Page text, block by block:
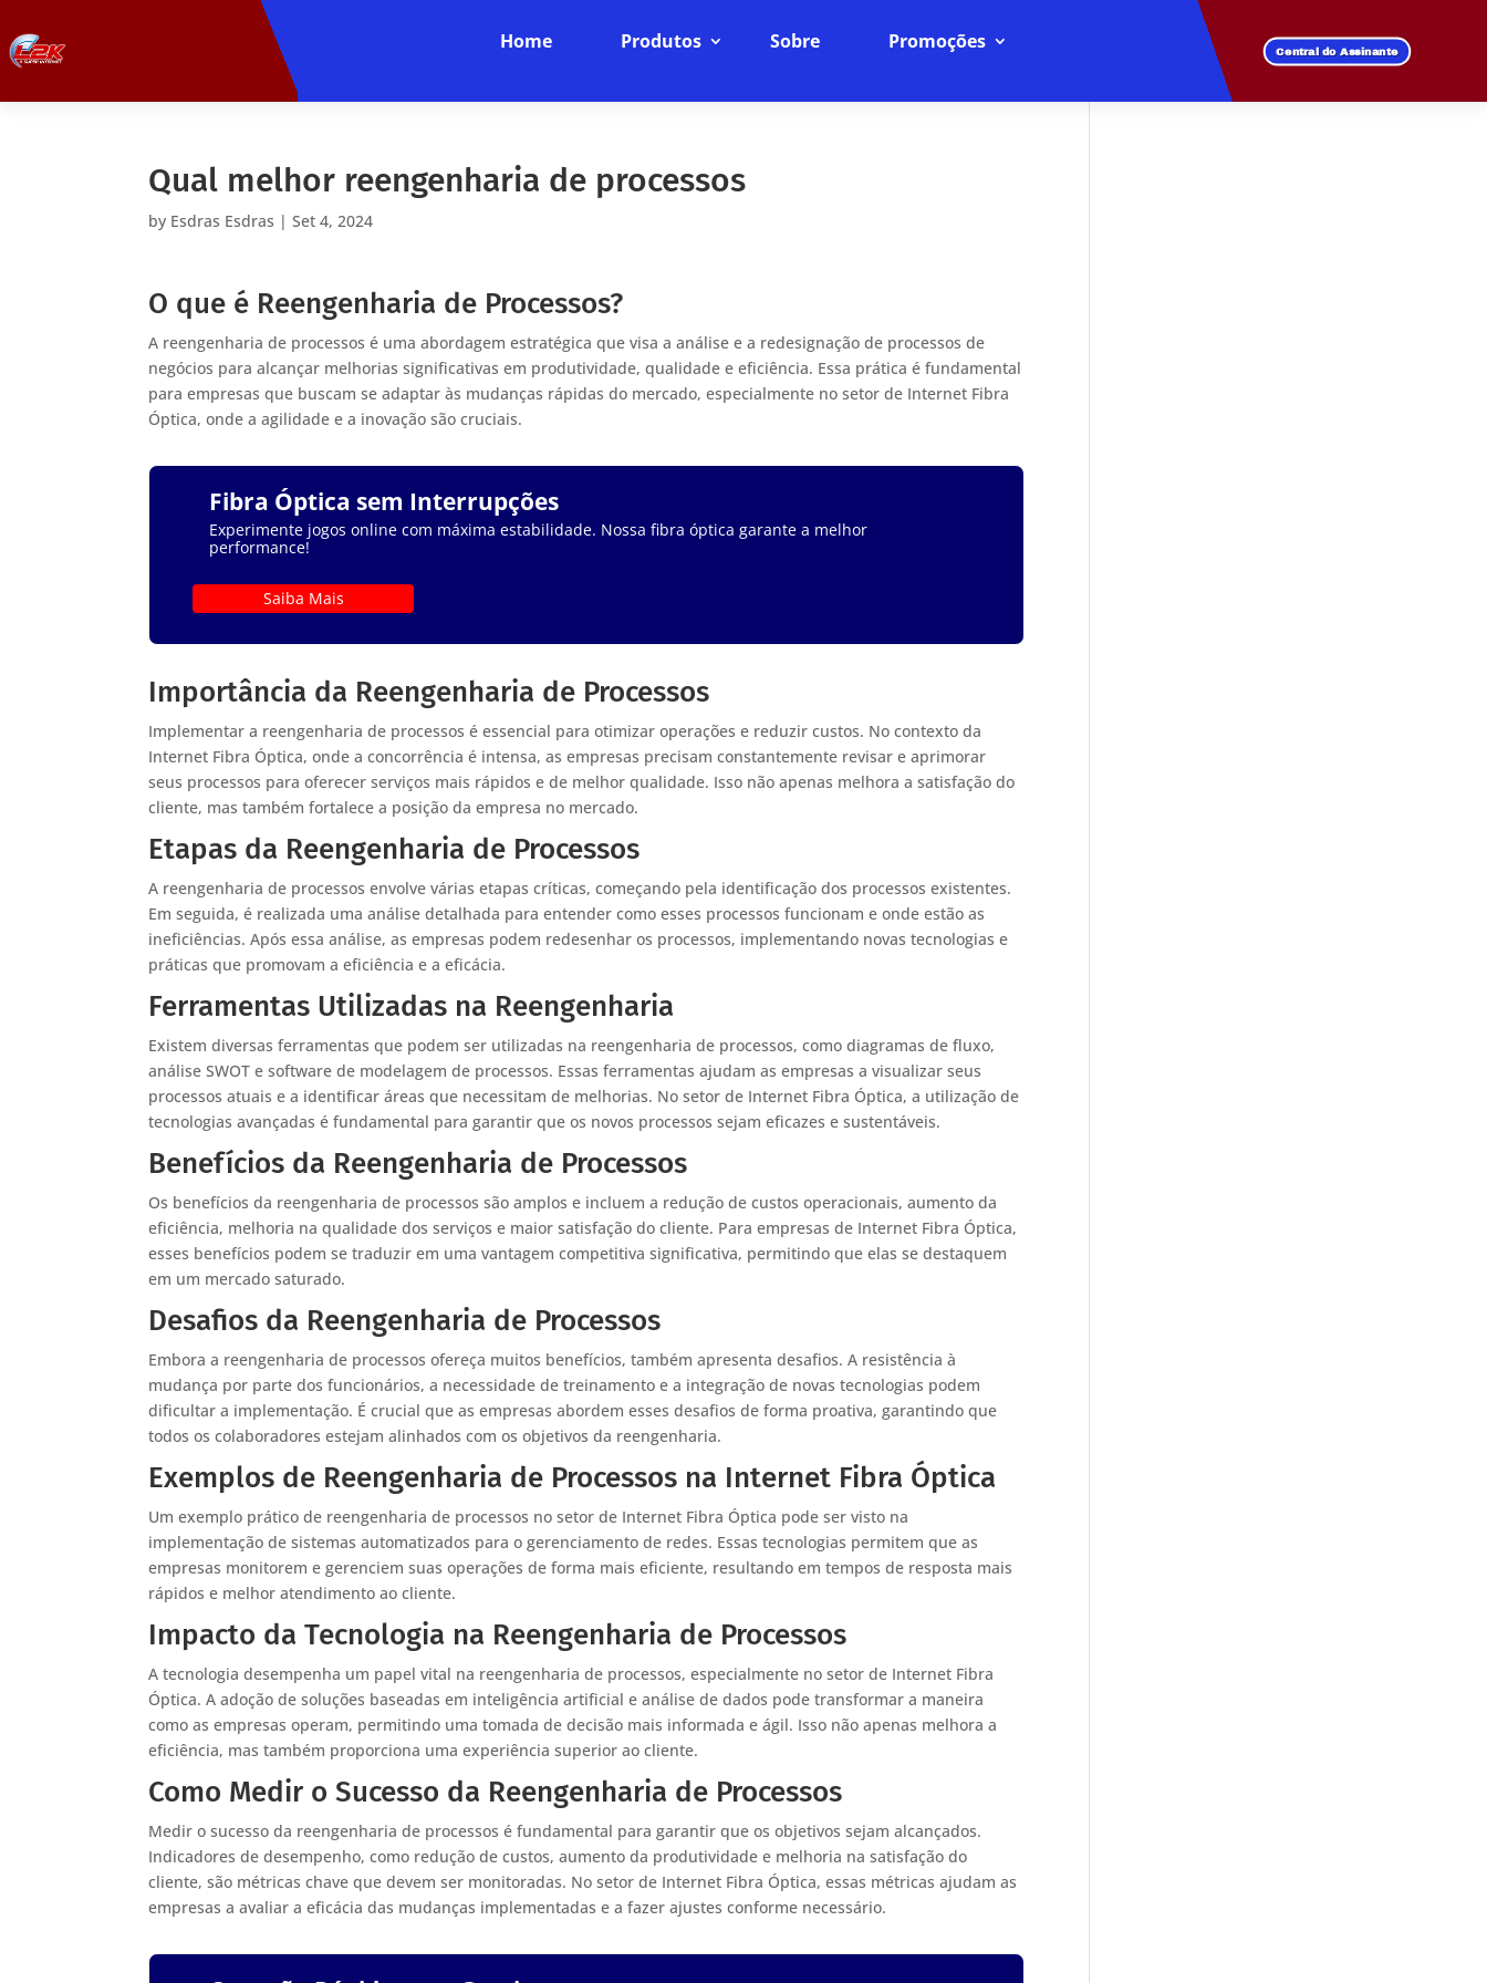
Home Produtos Sobre Promoções Central do Assinante
Qual melhor reengenharia de processos
by Esdras Esdras |Set 4, 2024
O que é Reengenharia de Processos?
A reengenharia de processos é uma abordagem estratégica que visa a análise e a redesignação de processos de
negócios para alcançar melhorias significativas em produtividade, qualidade e eficiência. Essa prática é fundamental
para empresas que buscam se adaptar às mudanças rápidas do mercado, especialmente no setor de Internet Fibra
Óptica, onde a agilidade e a inovação são cruciais.
Fibra Óptica sem Interrupções
Experimente jogos online com máxima estabilidade. Nossa fibra óptica garante a melhor
performance!
Saiba Mais
Importância da Reengenharia de Processos
Implementar a reengenharia de processos é essencial para otimizar operações e reduzir custos. No contexto da
Internet Fibra Óptica, onde a concorrência é intensa, as empresas precisam constantemente revisar e aprimorar
seus processos para oferecer serviços mais rápidos e de melhor qualidade. Isso não apenas melhora a satisfação do
cliente, mas também fortalece a posição da empresa no mercado.
Etapas da Reengenharia de Processos
A reengenharia de processos envolve várias etapas críticas, começando pela identificação dos processos existentes.
Em seguida, é realizada uma análise detalhada para entender como esses processos funcionam e onde estão as
ineficiências. Após essa análise, as empresas podem redesenhar os processos, implementando novas tecnologias e
práticas que promovam a eficiência e a eficácia.
Ferramentas Utilizadas na Reengenharia
Existem diversas ferramentas que podem ser utilizadas na reengenharia de processos, como diagramas de fluxo,
análise SWOT e software de modelagem de processos. Essas ferramentas ajudam as empresas a visualizar seus
processos atuais e a identificar áreas que necessitam de melhorias. No setor de Internet Fibra Óptica, a utilização de
tecnologias avançadas é fundamental para garantir que os novos processos sejam eficazes e sustentáveis.
Benefícios da Reengenharia de Processos
Os benefícios da reengenharia de processos são amplos e incluem a redução de custos operacionais, aumento da
eficiência, melhoria na qualidade dos serviços e maior satisfação do cliente. Para empresas de Internet Fibra Óptica,
esses benefícios podem se traduzir em uma vantagem competitiva significativa, permitindo que elas se destaquem
em um mercado saturado.
Desafios da Reengenharia de Processos
Embora a reengenharia de processos ofereça muitos benefícios, também apresenta desafios. A resistência à
mudança por parte dos funcionários, a necessidade de treinamento e a integração de novas tecnologias podem
dificultar a implementação. É crucial que as empresas abordem esses desafios de forma proativa, garantindo que
todos os colaboradores estejam alinhados com os objetivos da reengenharia.
Exemplos de Reengenharia de Processos na Internet Fibra Óptica
Um exemplo prático de reengenharia de processos no setor de Internet Fibra Óptica pode ser visto na
implementação de sistemas automatizados para o gerenciamento de redes. Essas tecnologias permitem que as
empresas monitorem e gerenciem suas operações de forma mais eficiente, resultando em tempos de resposta mais
rápidos e melhor atendimento ao cliente.
Impacto da Tecnologia na Reengenharia de Processos
A tecnologia desempenha um papel vital na reengenharia de processos, especialmente no setor de Internet Fibra
Óptica. A adoção de soluções baseadas em inteligência artificial e análise de dados pode transformar a maneira
como as empresas operam, permitindo uma tomada de decisão mais informada e ágil. Isso não apenas melhora a
eficiência, mas também proporciona uma experiência superior ao cliente.
Como Medir o Sucesso da Reengenharia de Processos
Medir o sucesso da reengenharia de processos é fundamental para garantir que os objetivos sejam alcançados.
Indicadores de desempenho, como redução de custos, aumento da produtividade e melhoria na satisfação do
cliente, são métricas chave que devem ser monitoradas. No setor de Internet Fibra Óptica, essas métricas ajudam as
empresas a avaliar a eficácia das mudanças implementadas e a fazer ajustes conforme necessário.